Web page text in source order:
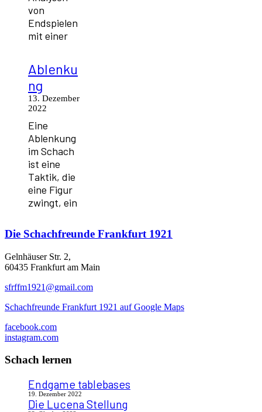
von
Endspielen
mit einer
Ablenku
ng
13. Dezember
2022
Eine
Ablenkung
im Schach
ist eine
Taktik, die
eine Figur
zwingt, ein
Die Schachfreunde Frankfurt 1921
Gelnhäuser Str. 2,
60435 Frankfurt am Main
sfrffm1921@gmail.com
Schachfreunde Frankfurt 1921 auf Google Maps
facebook.com
instagram.com
Schach lernen
Endgame tablebases
19. Dezember 2022
Die Lucena Stellung